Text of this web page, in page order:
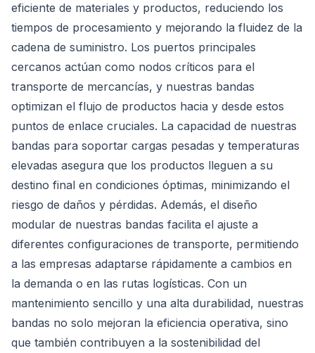
eficiente de materiales y productos, reduciendo los
tiempos de procesamiento y mejorando la fluidez de la
cadena de suministro. Los puertos principales
cercanos actúan como nodos críticos para el
transporte de mercancías, y nuestras bandas
optimizan el flujo de productos hacia y desde estos
puntos de enlace cruciales. La capacidad de nuestras
bandas para soportar cargas pesadas y temperaturas
elevadas asegura que los productos lleguen a su
destino final en condiciones óptimas, minimizando el
riesgo de daños y pérdidas. Además, el diseño
modular de nuestras bandas facilita el ajuste a
diferentes configuraciones de transporte, permitiendo
a las empresas adaptarse rápidamente a cambios en
la demanda o en las rutas logísticas. Con un
mantenimiento sencillo y una alta durabilidad, nuestras
bandas no solo mejoran la eficiencia operativa, sino
que también contribuyen a la sostenibilidad del